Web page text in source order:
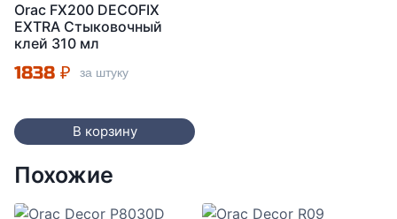
Orac FX200 DECOFIX
EXTRA Стыковочный
клей 310 мл
1838 ₽ за штуку
В корзину
Похожие